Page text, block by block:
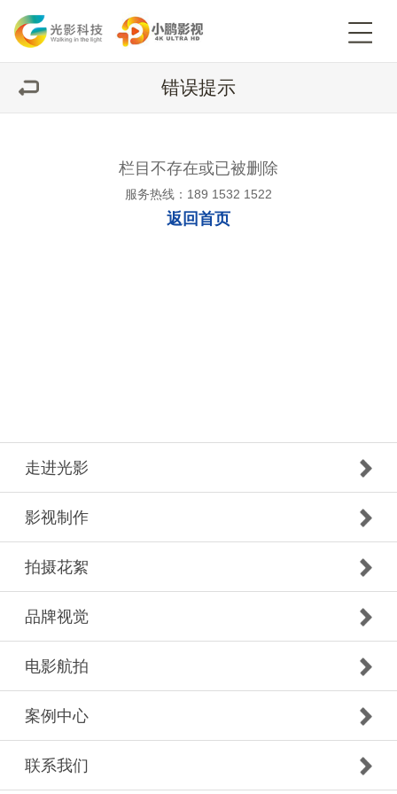
错误提示
栏目不存在或已被删除
服务热线：189 1532 1522
返回首页
走进光影
影视制作
拍摄花絮
品牌视觉
电影航拍
案例中心
联系我们